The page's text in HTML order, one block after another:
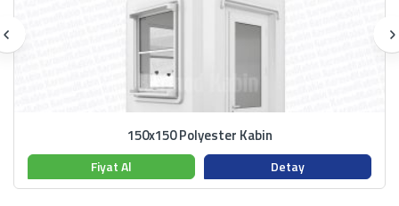
150x150 Polyester Kabin
Fiyat Al Detay